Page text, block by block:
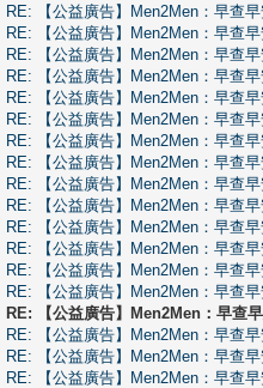
RE: 【公益廣告】Men2Men：早查早
RE: 【公益廣告】Men2Men：早查早
RE: 【公益廣告】Men2Men：早查早
RE: 【公益廣告】Men2Men：早查早
RE: 【公益廣告】Men2Men：早查早
RE: 【公益廣告】Men2Men：早查早
RE: 【公益廣告】Men2Men：早查早
RE: 【公益廣告】Men2Men：早查早
RE: 【公益廣告】Men2Men：早查早
RE: 【公益廣告】Men2Men：早查早
RE: 【公益廣告】Men2Men：早查早
RE: 【公益廣告】Men2Men：早查早
RE: 【公益廣告】Men2Men：早查早
RE: 【公益廣告】Men2Men：早查早
RE: 【公益廣告】Men2Men：早查早
RE: 【公益廣告】Men2Men：早查早
RE: 【公益廣告】Men2Men：早查早
RE: 【公益廣告】Men2Men：早查早